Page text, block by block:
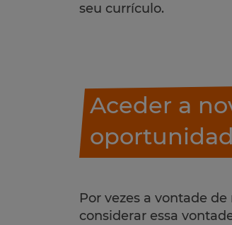
seu currículo.
Aceder a
Por vezes a vontade
considerar essa